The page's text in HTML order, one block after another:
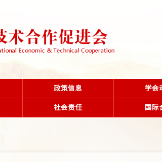
政策信息 学会
社会责任 国际